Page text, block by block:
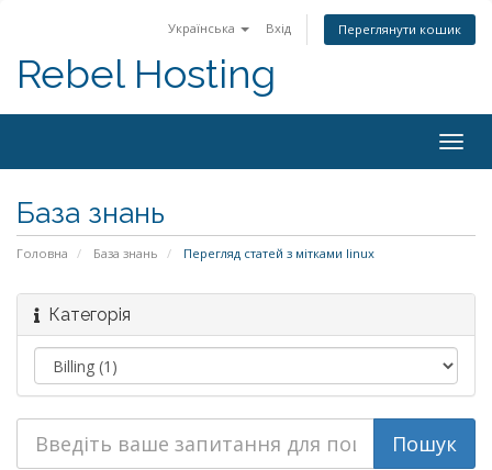
Українська Вхід Переглянути кошик
Rebel Hosting
База знань
Головна База знань Перегляд статей з мітками linux
Категорія